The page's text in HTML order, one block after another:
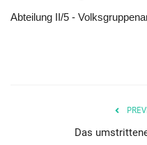
Abteilung II/5 -
Das